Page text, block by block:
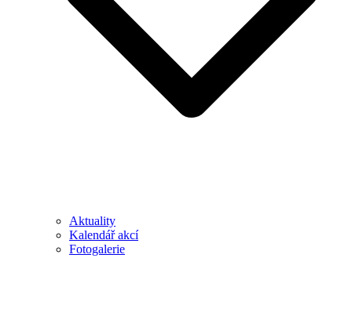
Aktuality
Kalendář akcí
Fotogalerie